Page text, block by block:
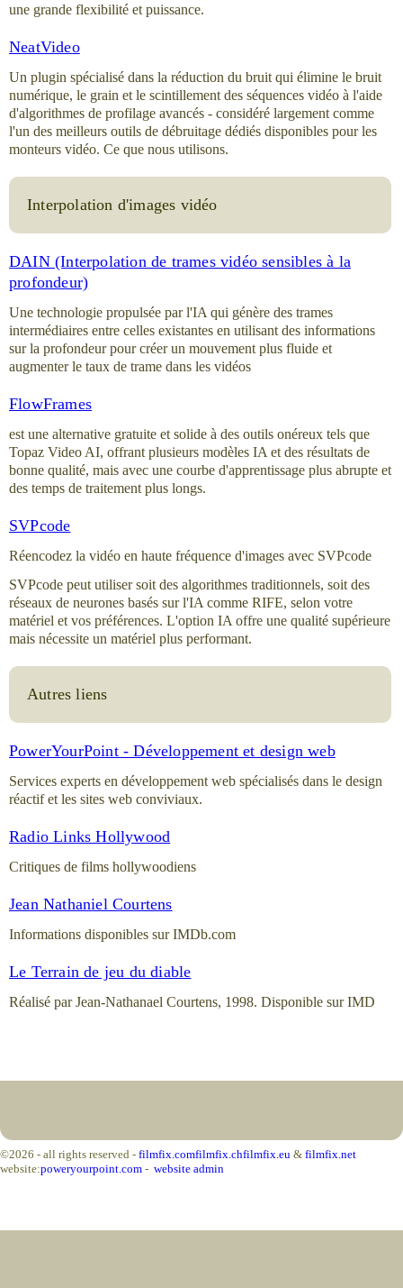
une grande flexibilité et puissance.
NeatVideo
Un plugin spécialisé dans la réduction du bruit qui élimine le bruit
numérique, le grain et le scintillement des séquences vidéo à l'aide
d'algorithmes de profilage avancés - considéré largement comme
l'un des meilleurs outils de débruitage dédiés disponibles pour les
monteurs vidéo. Ce que nous utilisons.
Interpolation d'images vidéo
DAIN (Interpolation de trames vidéo sensibles à la
profondeur)
Une technologie propulsée par l'IA qui génère des trames
intermédiaires entre celles existantes en utilisant des informations
sur la profondeur pour créer un mouvement plus fluide et
augmenter le taux de trame dans les vidéos
FlowFrames
est une alternative gratuite et solide à des outils onéreux tels que
Topaz Video AI, offrant plusieurs modèles IA et des résultats de
bonne qualité, mais avec une courbe d'apprentissage plus abrupte et
des temps de traitement plus longs.
SVPcode
Réencodez la vidéo en haute fréquence d'images avec SVPcode
SVPcode peut utiliser soit des algorithmes traditionnels, soit des
réseaux de neurones basés sur l'IA comme RIFE, selon votre
matériel et vos préférences. L'option IA offre une qualité supérieure
mais nécessite un matériel plus performant.
Autres liens
PowerYourPoint - Développement et design web
Services experts en développement web spécialisés dans le design
réactif et les sites web conviviaux.
Radio Links Hollywood
Critiques de films hollywoodiens
Jean Nathaniel Courtens
Informations disponibles sur IMDb.com
Le Terrain de jeu du diable
Réalisé par Jean-Nathanael Courtens, 1998. Disponible sur IMD
©2026 - all rights reserved - filmfix.comfilmfix.chfilmfix.eu & filmfix.net
website:poweryourpoint.com - website admin